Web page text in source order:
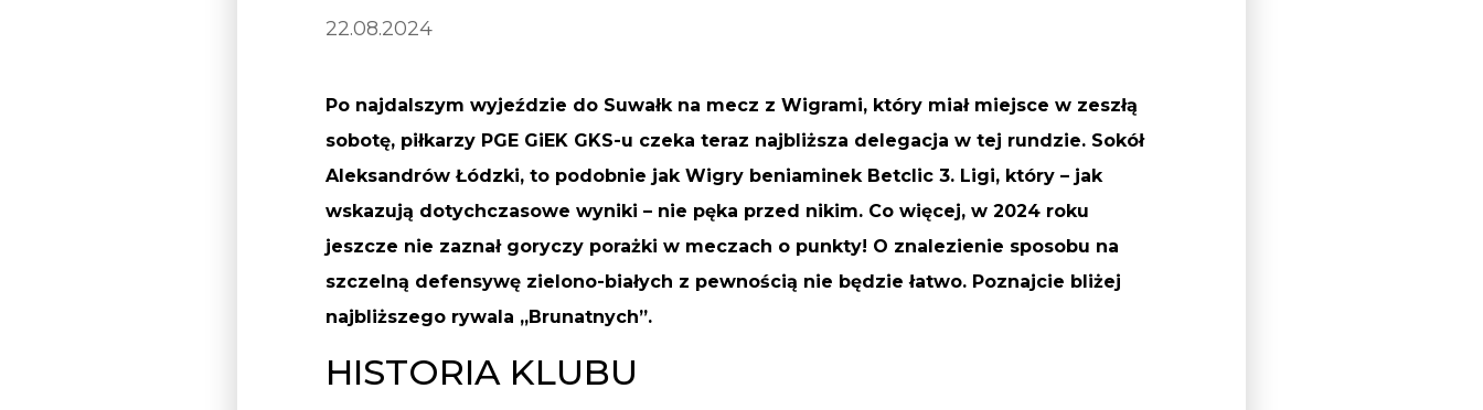
22.08.2024
Po najdalszym wyjeździe do Suwałk na mecz z Wigrami, który miał miejsce w zeszłą
sobotę, piłkarzy PGE GiEK GKS-u czeka teraz najbliższa delegacja w tej rundzie. Sokół
Aleksandrów Łódzki, to podobnie jak Wigry beniaminek Betclic 3. Ligi, który – jak
wskazują dotychczasowe wyniki – nie pęka przed nikim. Co więcej, w 2024 roku
jeszcze nie zaznał goryczy porażki w meczach o punkty! O znalezienie sposobu na
szczelną defensywę zielono-białych z pewnością nie będzie łatwo. Poznajcie bliżej
najbliższego rywala „Brunatnych”.
HISTORIA KLUBU